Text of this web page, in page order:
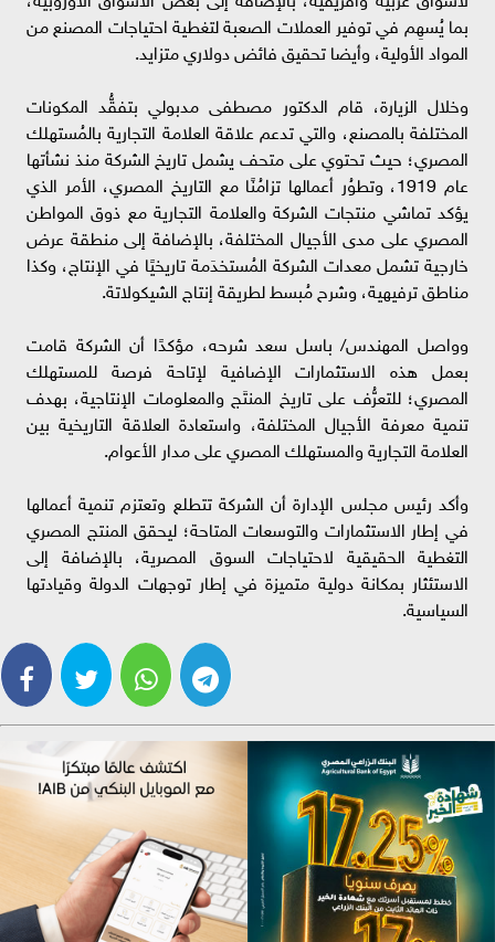
بما يُسهِم في توفير العملات الصعبة لتغطية احتياجات المصنع من
المواد الأولية، وأيضا تحقيق فائض دولاري متزايد.
وخلال الزيارة، قام الدكتور مصطفى مدبولي بتفقُّد المكونات
المختلفة بالمصنع، والتي تدعم علاقة العلامة التجارية بالمُستهلك
المصري؛ حيث تحتوي على متحف يشمل تاريخ الشركة منذ نشأتها
عام 1919، وتطوُر أعمالها تزامُنًا مع التاريخ المصري، الأمر الذي
يؤكد تماشي منتجات الشركة والعلامة التجارية مع ذوق المواطن
المصري على مدى الأجيال المختلفة، بالإضافة إلى منطقة عرض
خارجية تشمل معدات الشركة المُستخدَمة تاريخيًا في الإنتاج، وكذا
مناطق ترفيهية، وشرح مُبسط لطريقة إنتاج الشيكولاتة.
وواصل المهندس/ باسل سعد شرحه، مؤكدًا أن الشركة قامت
بعمل هذه الاستثمارات الإضافية لإتاحة فرصة للمستهلك
المصري؛ للتعرُّف على تاريخ المنتَج والمعلومات الإنتاجية، بهدف
تنمية معرفة الأجيال المختلفة، واستعادة العلاقة التاريخية بين
العلامة التجارية والمستهلك المصري على مدار الأعوام.
وأكد رئيس مجلس الإدارة أن الشركة تتطلع وتعتزم تنمية أعمالها
في إطار الاستثمارات والتوسعات المتاحة؛ ليحقق المنتج المصري
التغطية الحقيقية لاحتياجات السوق المصرية، بالإضافة إلى
الاستئثار بمكانة دولية متميزة في إطار توجهات الدولة وقيادتها
السياسية.